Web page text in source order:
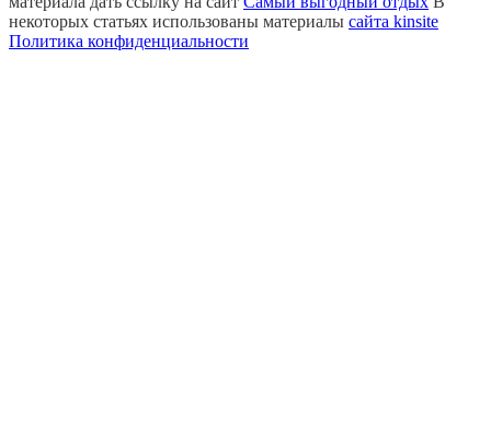
некоторых статьях использованы материалы сайта kinsite
Политика конфиденциальности